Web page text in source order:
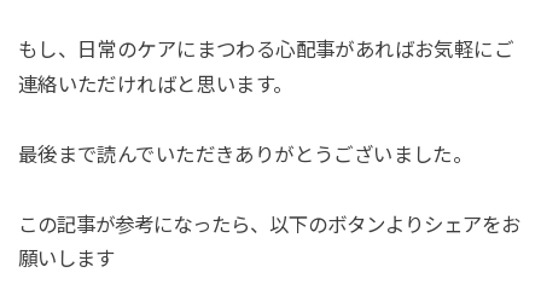
もし、日常のケアにまつわる心配事があればお気軽にご
連絡いただければと思います。
最後まで読んでいただきありがとうございました。
この記事が参考になったら、以下のボタンよりシェアをお
願いします